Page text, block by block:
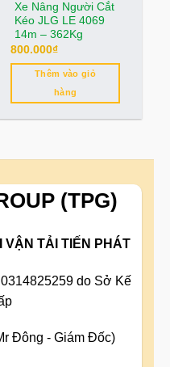
Xe Nâng Người Cắt
Kéo JLG LE 4069
14m – 362Kg
800.000₫
Thêm vào giỏ
hàng
(TPG)
VẬN TẢI TIẾN PHÁT
do Sở Kế
Đông - Giám Đốc)